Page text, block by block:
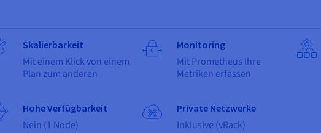
Skalierbarkeit
Mit einem Klick von einem
Plan zum anderen
Hohe Verfügbarkeit
Nein (1 Node)
Monitoring
Mit Prometheus Ihre
Metriken erfassen
Private Netzwerke
Inklusive (vRack)